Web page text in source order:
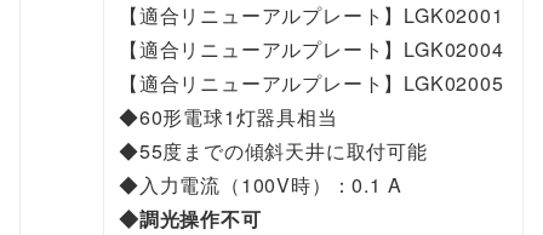
8
L
L
E
1
個
【適合リニューアルプレート】LGK02001
【適合リニューアルプレート】LGK02004
【適合リニューアルプレート】LGK02005
◆60形電球1灯器具相当
◆55度までの傾斜天井に取付可能
◆入力電流（100V時）：0.1 A
◆調光操作不可